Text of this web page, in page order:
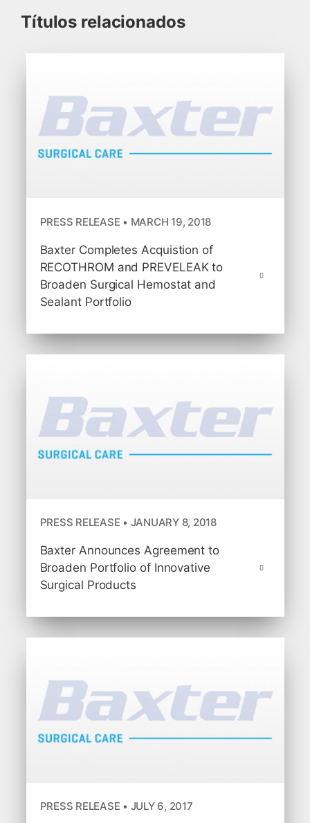
Títulos relacionados
PRESS RELEASE • MARCH 19, 2018
Baxter Completes Acquistion of
RECOTHROM and PREVELEAK to
Broaden Surgical Hemostat and
Sealant Portfolio
PRESS RELEASE • JANUARY 8, 2018
Baxter Announces Agreement to
Broaden Portfolio of Innovative
Surgical Products
PRESS RELEASE • JULY 6, 2017